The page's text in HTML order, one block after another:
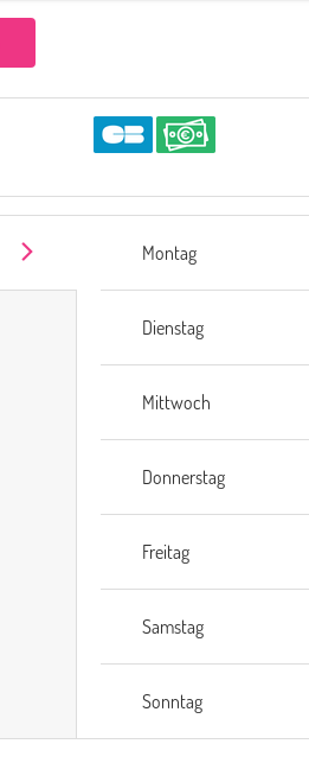
Montag
Dienstag
Mittwoch
Donnerstag
Freitag
Samstag
Sonntag